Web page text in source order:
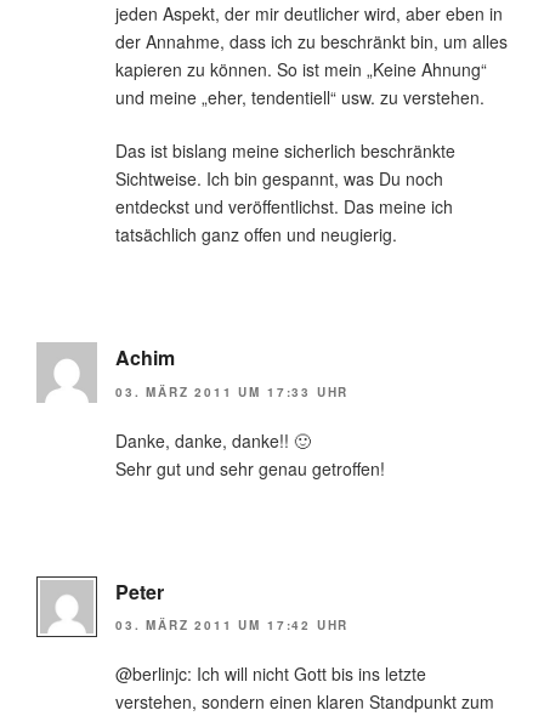
jeden Aspekt, der mir deutlicher wird, aber eben in
der Annahme, dass ich zu beschränkt bin, um alles
kapieren zu können. So ist mein „Keine Ahnung“
und meine „eher, tendentiell“ usw. zu verstehen.
Das ist bislang meine sicherlich beschränkte
Sichtweise. Ich bin gespannt, was Du noch
entdeckst und veröffentlichst. Das meine ich
tatsächlich ganz offen und neugierig.
Achim
03. MÄRZ 2011 UM 17:33 UHR
Danke, danke, danke!! 🙂
Sehr gut und sehr genau getroffen!
Peter
03. MÄRZ 2011 UM 17:42 UHR
@berlinjc: Ich will nicht Gott bis ins letzte
verstehen, sondern einen klaren Standpunkt zum